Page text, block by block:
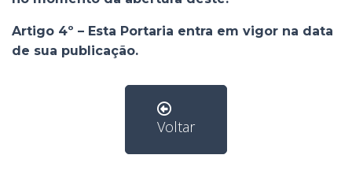
Artigo 4º – Esta Portaria entra em vigor na data
de sua publicação.
Voltar